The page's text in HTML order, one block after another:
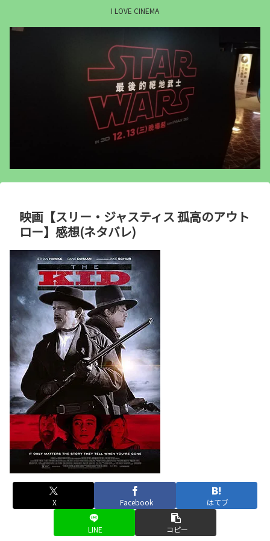
I LOVE CINEMA
映画【スリー・ジャスティス 孤高のアウト
ロー】感想(ネタバレ)
X Facebook はてブ
LINE コピー